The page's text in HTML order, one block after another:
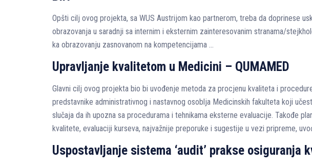
Opšti cilj ovog projekta, sa WUS Austrijom kao partnerom, treba da doprinese
obrazovanja u saradnji sa internim i eksternim zainteresovanim stranama/
ka obrazovanju zasnovanom na kompetencijama …
Upravljanje kvalitetom u Medicini – QUMAMED
Glavni cilj ovog projekta bio bi uvođenje metoda za procjenu kvaliteta i
predstavnike administrativnog i nastavnog osoblja Medicinskih fakulteta koji
slučaja da ih upozna sa procedurama i tehnikama eksterne evaluacije. Takođe
kvalitete, evaluaciji kurseva, najvažnije preporuke i sugestije u vezi pripreme,
Uspostavljanje sistema ‘audit’ prakse osiguranja